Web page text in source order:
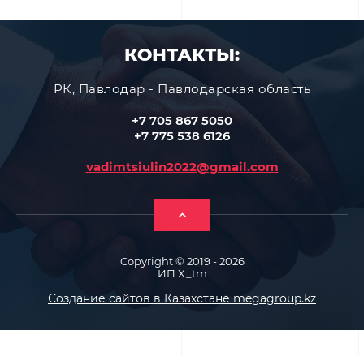
КОНТАКТЫ:
РК, Павлодар - Павлодарская область
+7 705 867 5050
+7 775 538 6126
vadimtsiulin2022@gmail.com
Copyright © 2019 - 2026
ИП X_tm
Создание сайтов в Казахстане megagroup.kz